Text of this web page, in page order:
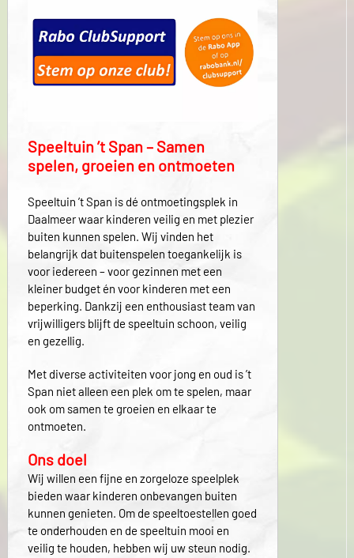
Speeltuin ’t Span – Samen
spelen, groeien en ontmoeten
Speeltuin ’t Span is dé ontmoetingsplek in
Daalmeer waar kinderen veilig en met plezier
buiten kunnen spelen. Wij vinden het
belangrijk dat buitenspelen toegankelijk is
voor iedereen – voor gezinnen met een
kleiner budget én voor kinderen met een
beperking. Dankzij een enthousiast team van
vrijwilligers blijft de speeltuin schoon, veilig
en gezellig.
Met diverse activiteiten voor jong en oud is ’t
Span niet alleen een plek om te spelen, maar
ook om samen te groeien en elkaar te
ontmoeten.
Ons doel
Wij willen een fijne en zorgeloze speelplek
bieden waar kinderen onbevangen buiten
kunnen genieten. Om de speeltoestellen goed
te onderhouden en de speeltuin mooi en
veilig te houden, hebben wij uw steun nodig.